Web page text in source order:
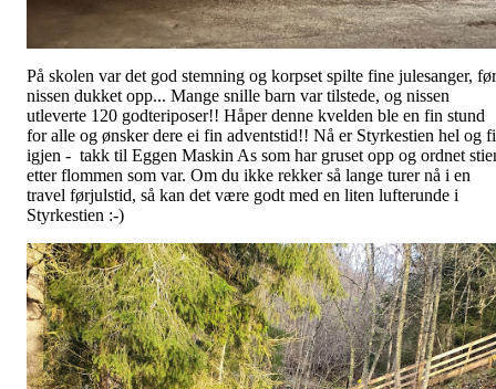
På skolen var det god stemning og korpset spilte fine julesanger, før
nissen dukket opp... Mange snille barn var tilstede, og nissen
utleverte 120 godteriposer!! Håper denne kvelden ble en fin stund
for alle og ønsker dere ei fin adventstid!! Nå er Styrkestien hel og
igjen - takk til Eggen Maskin As som har gruset opp og ordnet
etter flommen som var. Om du ikke rekker så lange turer nå i en
travel førjulstid, så kan det være godt med en liten lufterunde i
Styrkestien :-)